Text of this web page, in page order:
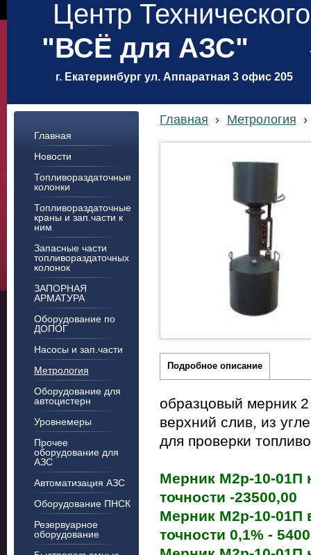
Центр
г. Екатеринбург ул. Аппаратная 3 офис 205
"ВСЁ для АЗС"
Главная
Новости
Топливораздаточные
колонки
Топливораздаточные
краны и зап.части к
ним
Запасные части
топливораздаточных
колонок
ЗАПОРНАЯ
АРМАТУРА
Оборудование по
ДОПОГ
Насосы и зап.части
Метрология
Оборудование для
автоцистерн
Уровнемеры
Прочее
оборудование для
АЗС
Автоматизация АЗС
Оборудование ПНСК
Резервуарное
оборудование
Главная › Метрология ›
Подробное описание
образцовый мерник
верхний слив, из
для проверки
Мерник М2р-10-01П
точности -23500,00
Мерник М2р-10-01П
точности 0,1% -